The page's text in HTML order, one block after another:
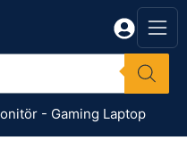
- Gaming Laptop